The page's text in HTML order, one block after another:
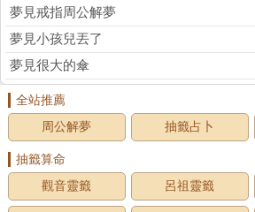
夢見戒指周公解夢
夢見小孩兒丟了
夢見很大的傘
全站推薦
周公解夢
抽籤占卜
抽籤算命
觀音靈籤
呂祖靈籤